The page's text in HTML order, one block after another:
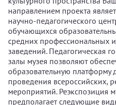
направлением проекта
научно-педагогического
обучающихся
средних профессиональных
заведений. Педагогическая
залы музея позволяют
образовательную платформу
проведения всероссийских,
мероприятий. Реэкспозиция
предполагает следующие